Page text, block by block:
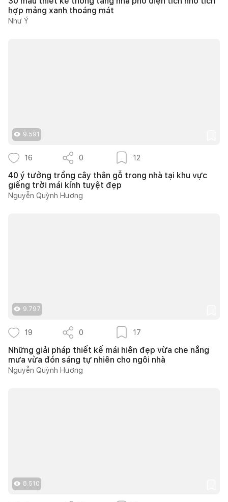
hợp mảng xanh thoáng mát
Như Ý
9.591
16 0 12
40 ý tưởng trồng cây thân gỗ trong nhà tại khu vực
giếng trời mái kính tuyệt đẹp
Nguyễn Quỳnh Hương
9.797
19 0 17
Những giải pháp thiết kế mái hiên đẹp vừa che nắng
mưa vừa đón sáng tự nhiên cho ngôi nhà
Nguyễn Quỳnh Hương
8.510